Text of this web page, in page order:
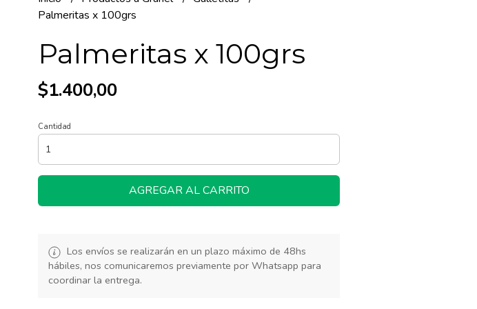
Palmeritas x 100grs
Palmeritas x 100grs
$1.400,00
Cantidad
AGREGAR AL CARRITO
Los envíos se realizarán en un plazo máximo de 48hs
hábiles, nos comunicaremos previamente por Whatsapp para
coordinar la entrega.